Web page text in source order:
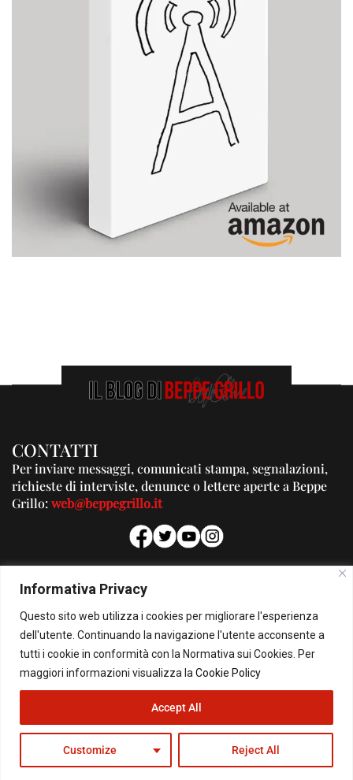
Informativa Privacy
Questo sito web utilizza i cookies per migliorare l'esperienza
dell'utente. Continuando la navigazione l'utente acconsente a
tutti i cookie in conformità con la Normativa sui Cookies. Per
maggiori informazioni visualizza la Cookie Policy
Customize Reject All
Accept All
CONTATTI
Per inviare messaggi, comunicati stampa, segnalazioni,
richieste di interviste, denunce o lettere aperte a Beppe
Grillo:web@beppegrillo.it
PUBBLICITA'
Per la tua pubblicità su questo Blog:
pubblicita@beppegrillo.it
© Copyright 2026 - Il Blog di Beppe Grillo. All Rights Reserved - Powered by
happygrafic.com